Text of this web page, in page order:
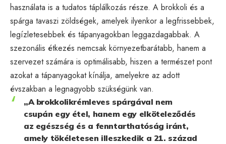
használata is a tudatos táplálkozás része. A brokkoli és a
spárga tavaszi zöldségek, amelyek ilyenkor a legfrissebbek,
legízletesebbek és tápanyagokban leggazdagabbak. A
szezonális étkezés nemcsak környezetbarátabb, hanem a
szervezet számára is optimálisabb, hiszen a természet pont
azokat a tápanyagokat kínálja, amelyekre az adott
évszakban a legnagyobb szükségünk van.
„A brokkolikrémleves spárgával nem
csupán egy étel, hanem egy elköteleződés
az egészség és a fenntarthatóság iránt,
amely tökéletesen illeszkedik a 21. század